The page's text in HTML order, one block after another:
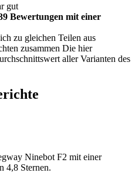
gut
Bewertungen mit einer
zu gleichen Teilen aus
zusammen Die hier
aller Varianten des
Ninebot F2 mit einer
4,8 Sternen.